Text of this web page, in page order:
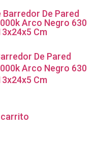
De Pared
Arco Negro 630
Cm